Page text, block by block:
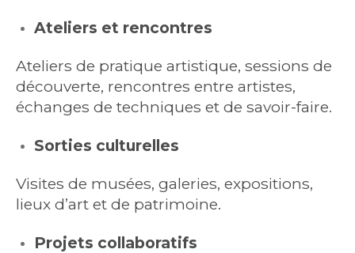
Ateliers et rencontres
Ateliers de pratique artistique, sessions de
découverte, rencontres entre artistes,
échanges de techniques et de savoir-faire.
Sorties culturelles
Visites de musées, galeries, expositions,
lieux d’art et de patrimoine.
Projets collaboratifs